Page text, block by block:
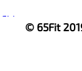
© 65Fit